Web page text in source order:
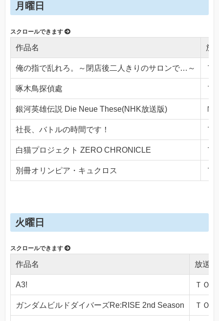
月曜日
作品名 放
俺の指で乱れろ。～閉店後二人きりのサロンで…～ Ｔ
啄木鳥探偵處 Ｔ
銀河英雄伝説 Die Neue These(NHK放送版) Ｎ
社長、バトルの時間です！ Ｔ
白猫プロジェクト ZERO CHRONICLE Ｔ
別冊オリンピア・キュクロス Ｔ
火曜日
作品名 放送局
A3! ＴＯ
ガンダムビルドダイバーズRe:RISE 2nd Season ＴＯ